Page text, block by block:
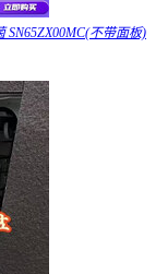
SN65ZX00MC(不带面板)